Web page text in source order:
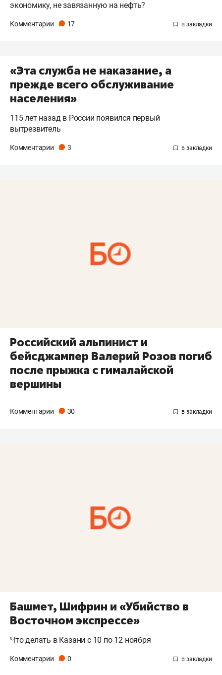
экономику, не завязанную на нефть?
Комментарии 17
«Эта служба не наказание, а
прежде всего обслуживание
населения»
115 лет назад в России появился первый
вытрезвитель
Комментарии 3
Российский альпинист и
бейсджампер Валерий Розов погиб
после прыжка с гималайской
вершины
Комментарии 30
Башмет, Шифрин и «Убийство в
Восточном экспрессе»
Что делать в Казани с 10 по 12 ноября
Комментарии 0